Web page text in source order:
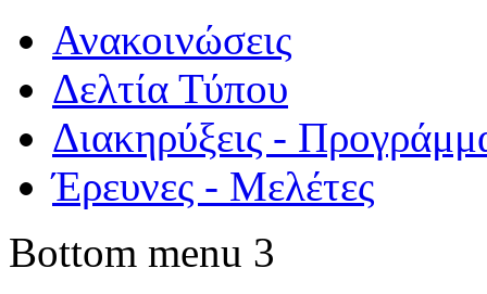
Ανακοινώσεις
Δελτία Τύπου
Διακηρύξεις -
Έρευνες - Μελέτες
Bottom menu 3